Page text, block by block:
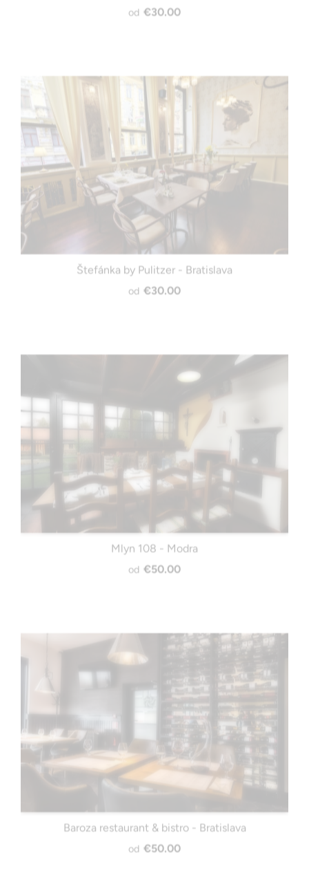
od €30.00
Štefánka by Pulitzer - Bratislava
od €30.00
Mlyn 108 - Modra
od €50.00
Baroza restaurant & bistro - Bratislava
od €50.00